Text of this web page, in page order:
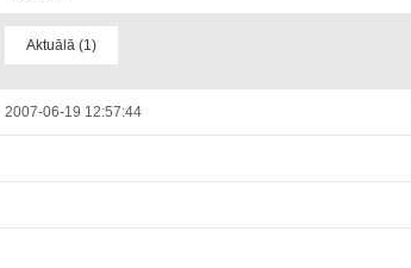
Aktuālā (1)
2007-06-19 12:57:44